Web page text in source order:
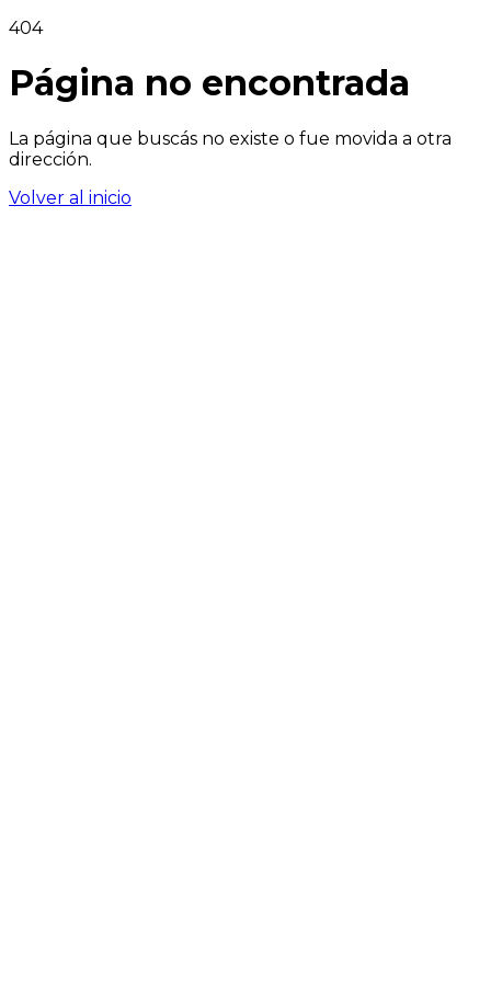
404
Página no encontrada
La página que buscás no existe o fue movida a otra
dirección.
Volver al inicio